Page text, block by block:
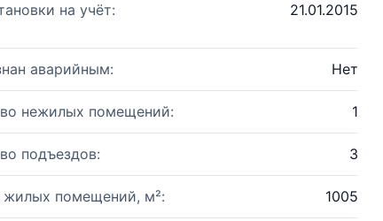
на учёт: 21.01.2015
аварийным: Нет
нежилых помещений: 1
подъездов: 3
помещений, м²: 1005